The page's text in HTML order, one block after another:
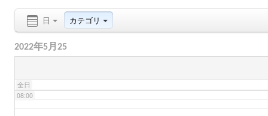
日 カテゴリ
2022年5月25
全日
06:00
07:00
08:00